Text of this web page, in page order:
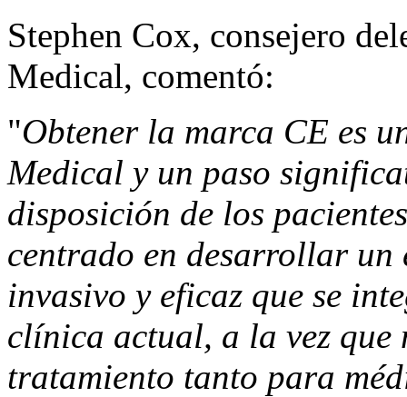
Stephen Cox, consejero
Medical, comentó:
"Obtener la marca CE es
Medical y un paso
disposición de los
centrado en desarrollar un
invasivo y eficaz que se
clínica actual, a la vez que
tratamiento tanto para